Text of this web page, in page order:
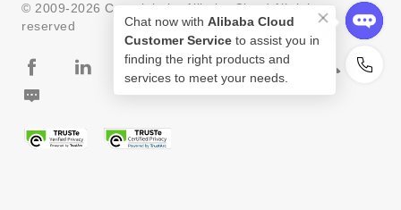
© 2009-2026 Copyright by Alibaba Cloud All rights
reserved
Chat now with Alibaba Cloud
Customer Service to assist you in
finding the right products and
services to meet your needs.